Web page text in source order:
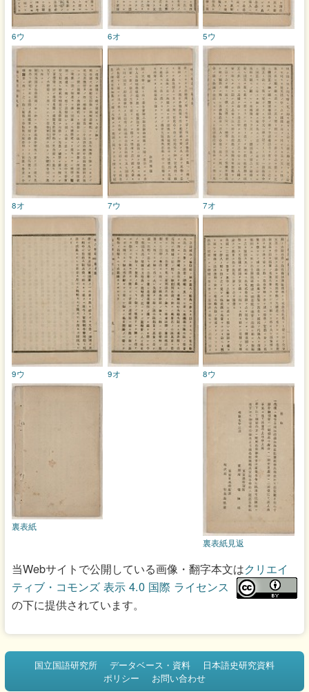
5ウ
6オ
6ウ
7オ
7ウ
8オ
8ウ
9オ
9ウ
裏表紙見返
裏表紙
当Webサイトで公開している画像・翻字本文はクリエイ
ティブ・コモンズ 表示 4.0 国際 ライセンス
の下に提供されています。
国立国語研究所 データベース・資料
日本語史研究資料
ポリシー
お問い合わせ